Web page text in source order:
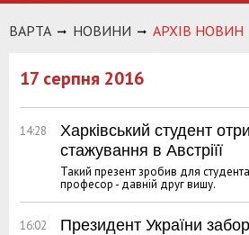
ВАРТА НОВИНИ АРХIВ НОВИН
17 серпня 2016
14:28
Харківський студент
стажування в Австріїї
Такий презент зробив для студента
професор - давній друг вишу.
16:02
Президент України